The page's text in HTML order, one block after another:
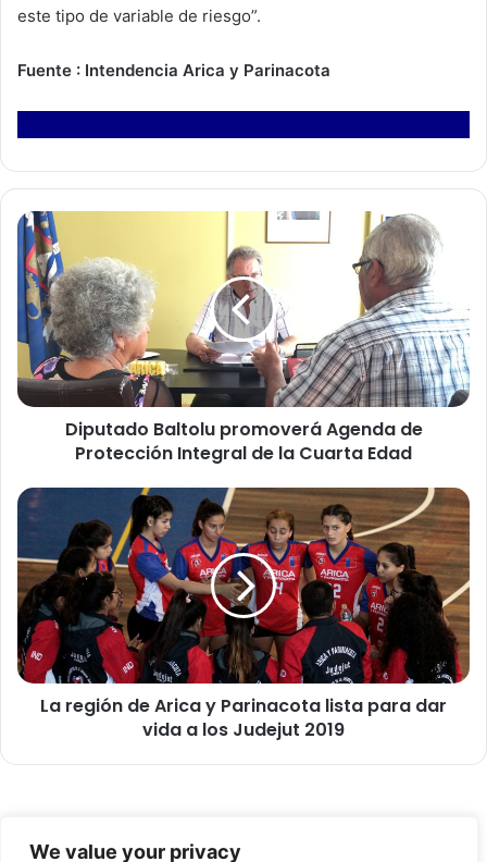
We value your privacy
este tipo de variable de riesgo”.
Fuente : Intendencia Arica y Parinacota
D
p
o
B
o
p
r
o
m
o
v
A
Diputado Baltolu promoverá Agenda de
Protección Integral de la Cuarta Edad
L
e
g
i
ó
n
d
La región de Arica y Parinacota lista para dar
vida a los Judejut 2019